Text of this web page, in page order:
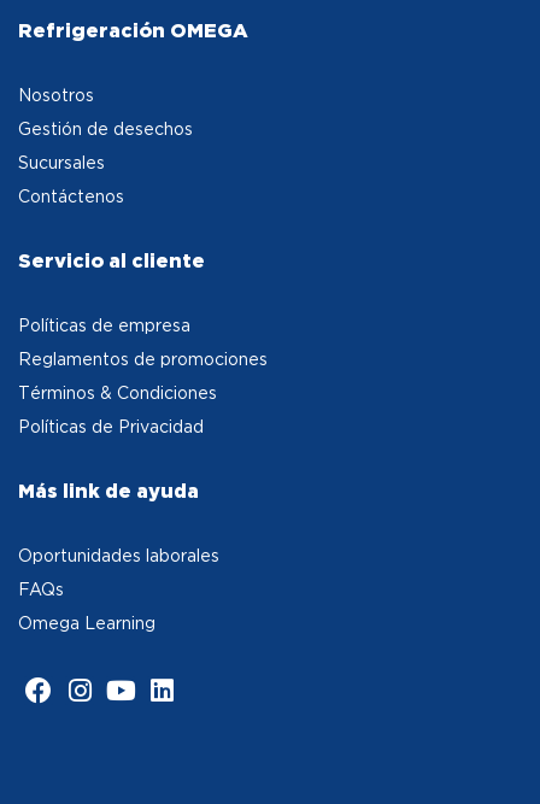
Refrigeración OMEGA
Nosotros
Gestión de desechos
Sucursales
Contáctenos
Servicio al cliente
Políticas de empresa
Reglamentos de promociones
Términos & Condiciones
Políticas de Privacidad
Más link de ayuda
Oportunidades laborales
FAQs
Omega Learning